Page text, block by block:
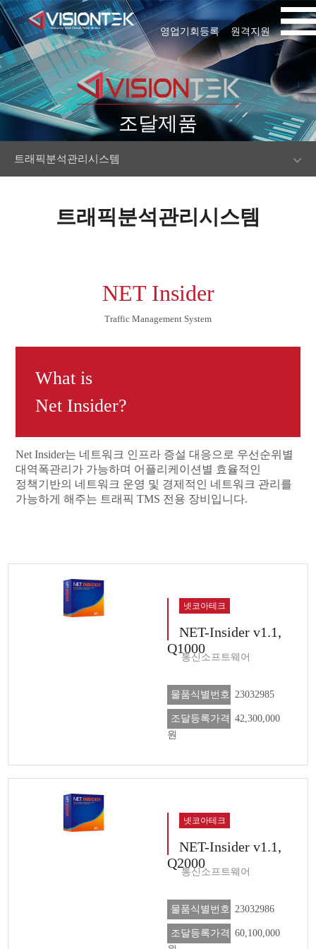
원격지원
영업기회등록
조달제품
트래픽분석관리시스템
트래픽분석관리시스템
NET Insider
Traffic Management System
What is
Net Insider?
Net Insider는 네트워크 인프라 증설 대응으로 우선순위별
대역폭관리가 가능하며 어플리케이션별 효율적인
정책기반의 네트워크 운영 및 경제적인 네트워크 관리를
가능하게 해주는 트래픽 TMS 전용 장비입니다.
넷코아테크
NET-Insider v1.1,
Q1000
통신소프트웨어
물품식별번호 23032985
조달등록가격 42,300,000
원
넷코아테크
NET-Insider v1.1,
Q2000
통신소프트웨어
물품식별번호 23032986
조달등록가격 60,100,000